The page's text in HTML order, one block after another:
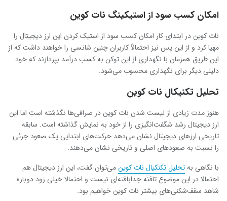
امکان کسب سود از استیکینگ نات کوین
نات کوین در ابتدای کار امکان کسب سود از استیک کردن این ارز دیجیتال را
مهیا کرد و از این پس نیز احتمالاً کاربران چنین شانسی را خواهند داشت که از
این طریق همزمان با نگهداری از این توکن به کسب درآمد بپردازند که خود
دلیلی دیگر برای نگهداری محسوب می‌شود.
تحلیل تکنیکال نات کوین
هنوز مدت زیادی از لیست شدن نات کوین در صرافی‌ها نگذشته است اما این
ارز دیجیتال رشد شگفت‌انگیزی را از خود به نمایش گذاشته است. سابقه
تاریخی ارزهای دیجیتال نشان می‌دهد حرکت‌های ابتدایی یک صعود جزئی
را نسبت به صعودهای اصلی و تاریخی نشان می‌دهند.
با نگاهی بهتحلیل تکنکیال نات کوینمی‌توان گفت،‌ این ارز دیجیتال هم
احتمالا در این موضوع تافته جدابافته‌ای نیست و احتمالا خیلی زود دوباره
شاهد سقف‌شکنی‌های بیشتر نات کوین خواهیم بود.